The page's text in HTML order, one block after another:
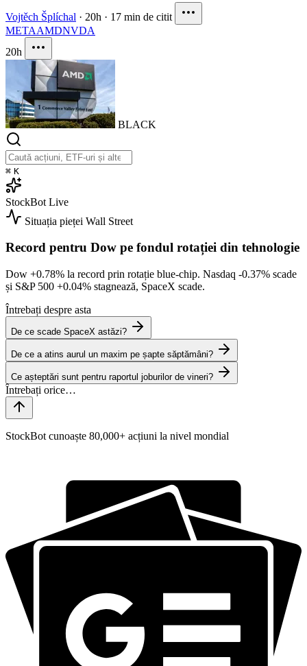
Vojtěch Šplíchal · 20h · 17 min de citit
METAAMDNVDA
20h
BLACK
⌘ K
StockBot Live
Situația pieței Wall Street
Record pentru Dow pe fondul rotației din tehnologie
Dow +0.78% la record prin rotație blue-chip. Nasdaq -0.37% scade
și S&P 500 +0.04% stagnează, SpaceX scade.
Întrebați despre asta
De ce scade SpaceX astăzi?
De ce a atins aurul un maxim pe șapte săptămâni?
Ce așteptări sunt pentru raportul joburilor de vineri?
StockBot cunoaște 80,000+ acțiuni la nivel mondial